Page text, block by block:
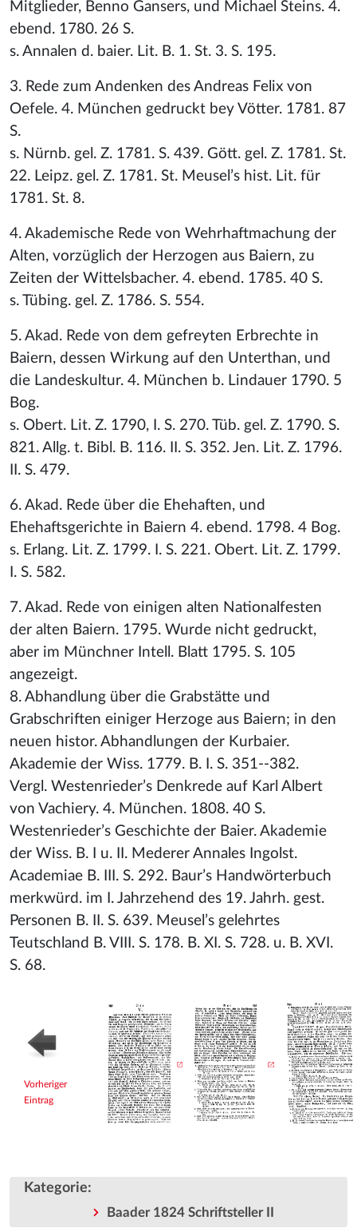
Mitglieder, Benno Gansers, und Michael Steins. 4.
ebend. 1780. 26 S.
s. Annalen d. baier. Lit. B. 1. St. 3. S. 195.
3. Rede zum Andenken des Andreas Felix von
Oefele. 4. München gedruckt bey Vötter. 1781. 87
S.
s. Nürnb. gel. Z. 1781. S. 439. Gött. gel. Z. 1781. St.
22. Leipz. gel. Z. 1781. St. Meusel’s hist. Lit. für
1781. St. 8.
4. Akademische Rede von Wehrhaftmachung der
Alten, vorzüglich der Herzogen aus Baiern, zu
Zeiten der Wittelsbacher. 4. ebend. 1785. 40 S.
s. Tübing. gel. Z. 1786. S. 554.
5. Akad. Rede von dem gefreyten Erbrechte in
Baiern, dessen Wirkung auf den Unterthan, und
die Landeskultur. 4. München b. Lindauer 1790. 5
Bog.
s. Obert. Lit. Z. 1790, I. S. 270. Tüb. gel. Z. 1790. S.
821. Allg. t. Bibl. B. 116. II. S. 352. Jen. Lit. Z. 1796.
II. S. 479.
6. Akad. Rede über die Ehehaften, und
Ehehaftsgerichte in Baiern 4. ebend. 1798. 4 Bog.
s. Erlang. Lit. Z. 1799. I. S. 221. Obert. Lit. Z. 1799.
I. S. 582.
7. Akad. Rede von einigen alten Nationalfesten
der alten Baiern. 1795. Wurde nicht gedruckt,
aber im Münchner Intell. Blatt 1795. S. 105
angezeigt.
8. Abhandlung über die Grabstätte und
Grabschriften einiger Herzoge aus Baiern; in den
neuen histor. Abhandlungen der Kurbaier.
Akademie der Wiss. 1779. B. I. S. 351--382.
Vergl. Westenrieder’s Denkrede auf Karl Albert
von Vachiery. 4. München. 1808. 40 S.
Westenrieder’s Geschichte der Baier. Akademie
der Wiss. B. I u. II. Mederer Annales Ingolst.
Academiae B. III. S. 292. Baur’s Handwörterbuch
merkwürd. im I. Jahrzehend des 19. Jahrh. gest.
Personen B. II. S. 639. Meusel’s gelehrtes
Teutschland B. VIII. S. 178. B. XI. S. 728. u. B. XVI.
S. 68.
Vorheriger
Eintrag
Kategorie:
Baader 1824 Schriftsteller II